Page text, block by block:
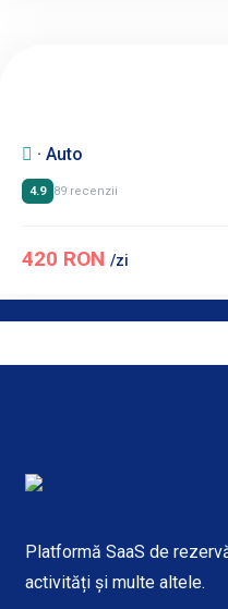
· Auto
4.9 89 recenzii
420 RON /zi
Platformă SaaS de
activități și multe altele.